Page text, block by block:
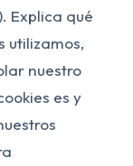
Explica qué
utilizamos,
nuestro
es y